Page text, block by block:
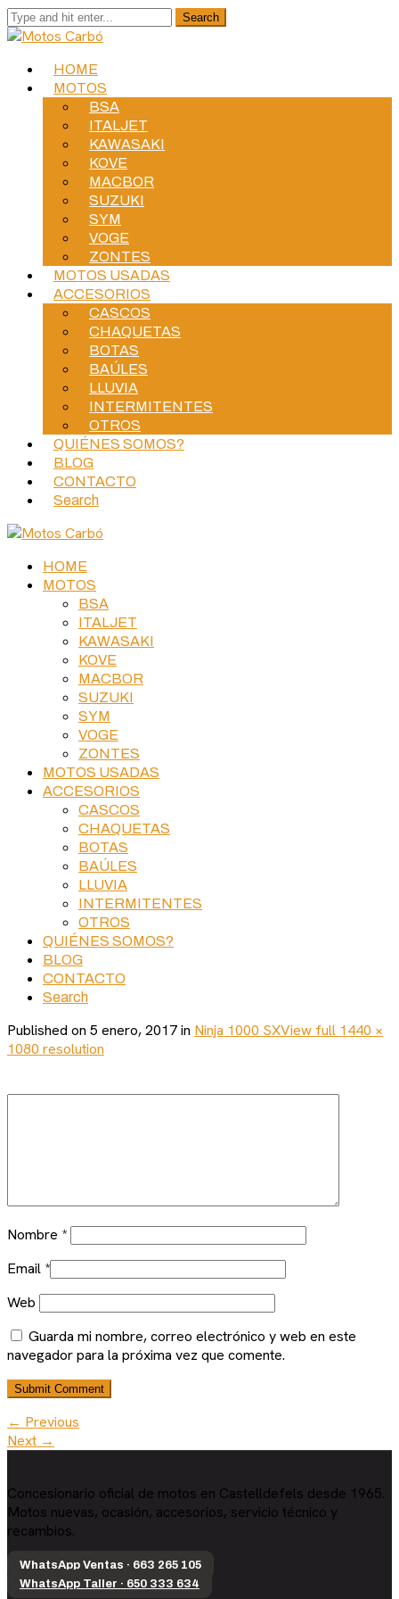
HOME
MOTOS
BSA
ITALJET
KAWASAKI
KOVE
MACBOR
SUZUKI
SYM
VOGE
ZONTES
MOTOS USADAS
ACCESORIOS
CASCOS
CHAQUETAS
BOTAS
BAÚLES
LLUVIA
INTERMITENTES
OTROS
QUIÉNES SOMOS?
BLOG
CONTACTO
Search
HOME
MOTOS
BSA
ITALJET
KAWASAKI
KOVE
MACBOR
SUZUKI
SYM
VOGE
ZONTES
MOTOS USADAS
ACCESORIOS
CASCOS
CHAQUETAS
BOTAS
BAÚLES
LLUVIA
INTERMITENTES
OTROS
QUIÉNES SOMOS?
BLOG
CONTACTO
Search
Published on 5 enero, 2017in Ninja 1000 SXView full 1440 ×
1080 resolution
Nombre *
Email *
Web
Guarda mi nombre, correo electrónico y web en este
navegador para la próxima vez que comente.
← Previous
Next →
Concesionario oficial de motos en Castelldefels desde 1965.
Motos nuevas, ocasión, accesorios, servicio técnico y
recambios.
WhatsApp Ventas · 663 265 105
WhatsApp Taller · 650 333 634